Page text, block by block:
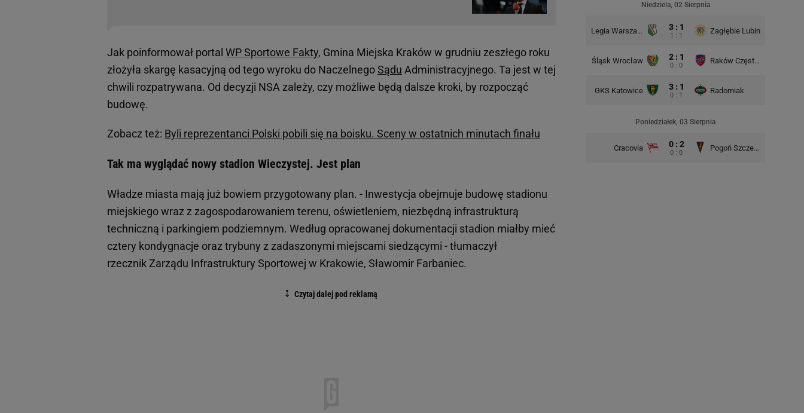
Jak poinformował portal WP Sportowe Fakty, Gmina Miejska Kraków w grudniu zeszłego roku
złożyła skargę kasacyjną od tego wyroku do NaczelnegoSądu Administracyjnego. Ta jest w tej
chwili rozpatrywana. Od decyzji NSA zależy, czy możliwe będą dalsze kroki, by rozpocząć
budowę.
Zobacz też: Byli reprezentanci Polski pobili się na boisku. Sceny w ostatnich minutach finału
Tak ma wyglądać nowy stadion Wieczystej. Jest plan
Władze miasta mają już bowiem przygotowany plan. - Inwestycja obejmuje budowę stadionu
miejskiego wraz z zagospodarowaniem terenu, oświetleniem, niezbędną infrastrukturą
techniczną i parkingiem podziemnym. Według opracowanej dokumentacji stadion miałby mieć
cztery kondygnacje oraz trybuny z zadaszonymi miejscami siedzącymi - tłumaczył
rzecznik Zarządu Infrastruktury Sportowej w Krakowie, Sławomir Farbaniec.
Niedziela, 02 Sierpnia
Legia Warszawa 3 : 1
1 : 1
Zagłębie Lubin
Śląsk Wrocław 2 : 1
0 : 0
Raków Częstochowa
GKS Katowice 3 : 1
0 : 1
Radomiak
Poniedziałek, 03 Sierpnia
Cracovia 0 : 2
0 : 0
Pogoń Szczecin